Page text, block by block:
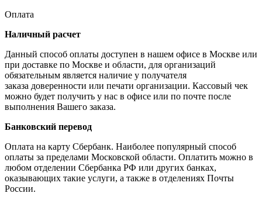
Оплата
Наличный расчет
Данный способ оплаты доступен в нашем офисе в Москве или
при доставке по Москве и области, для организаций
обязательным является наличие у получателя
заказа доверенности или печати организации. Кассовый чек
можно будет получить у нас в офисе или по почте после
выполнения Вашего заказа.
Банковский перевод
Оплата на карту Сбербанк. Наиболее популярный способ
оплаты за пределами Московской области. Оплатить можно в
любом отделении Сбербанка РФ или других банках,
оказывающих такие услуги, а также в отделениях Почты
России.